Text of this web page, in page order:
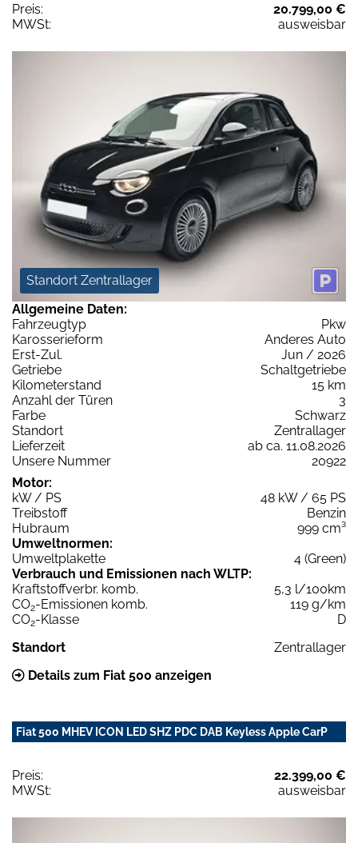
Preis:
20.799,00 €
MWSt:
ausweisbar
Standort Zentrallager
Allgemeine Daten:
Fahrzeugtyp
Pkw
Karosserieform
Anderes Auto
Erst-Zul.
Jun / 2026
Getriebe
Schaltgetriebe
Kilometerstand
15 km
Anzahl der Türen
3
Farbe
Schwarz
Standort
Zentrallager
Lieferzeit
ab ca. 11.08.2026
Unsere Nummer
20922
Motor:
kW / PS
48 kW / 65 PS
Treibstoff
Benzin
Hubraum
999 cm³
Umweltnormen:
Umweltplakette
4 (Green)
Verbrauch und Emissionen nach WLTP:
Kraftstoffverbr. komb.
5,3 l/100km
CO2-Emissionen komb.
119 g/km
CO2-Klasse
D
Standort
Zentrallager
Details zum Fiat 500 anzeigen
Fiat 500 MHEV ICON LED SHZ PDC DAB Keyless Apple CarP
Preis:
22.399,00 €
MWSt:
ausweisbar